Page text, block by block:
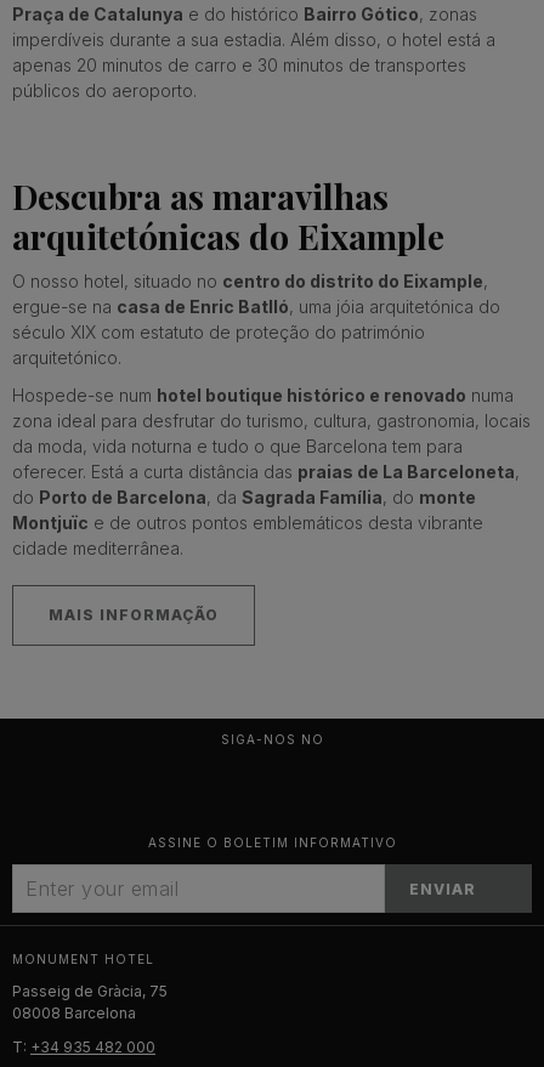
Praça de Catalunya e do histórico Bairro Gótico, zonas
imperdíveis durante a sua estadia. Além disso, o hotel está a
apenas 20 minutos de carro e 30 minutos de transportes
públicos do aeroporto.
Descubra as maravilhas
arquitetónicas do Eixample
O nosso hotel, situado no centro do distrito do Eixample,
ergue-se na casa de Enric Batlló, uma jóia arquitetónica do
século XIX com estatuto de proteção do património
arquitetónico.
Hospede-se num hotel boutique histórico e renovado numa
zona ideal para desfrutar do turismo, cultura, gastronomia, locais
da moda, vida noturna e tudo o que Barcelona tem para
oferecer. Está a curta distância das praias de La Barceloneta,
do Porto de Barcelona, da Sagrada Família, do monte
Montjuïc e de outros pontos emblemáticos desta vibrante
cidade mediterrânea.
MAIS INFORMAÇÃO
SIGA-NOS NO
ASSINE O BOLETIM INFORMATIVO
ENVIAR
MONUMENT HOTEL
Passeig de Gràcia, 75
08008 Barcelona
T: +34 935 482 000